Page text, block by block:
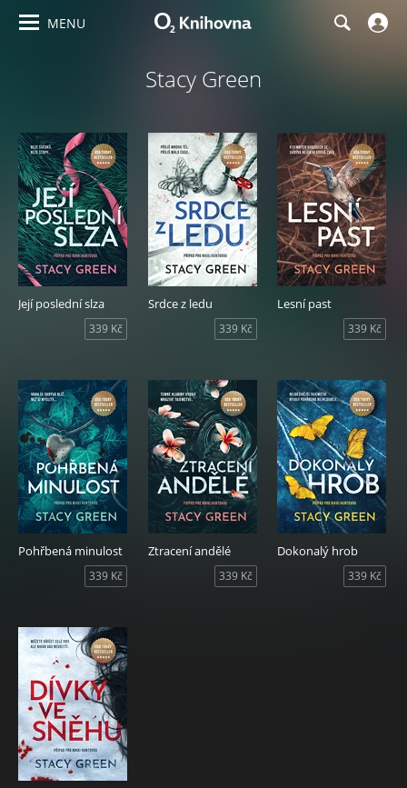
MENU
Stacy Green
Její poslední slza
339 Kč
Srdce z ledu
339 Kč
Lesní past
339 Kč
Pohřbená minulost
339 Kč
Ztracení andělé
339 Kč
Dokonalý hrob
339 Kč